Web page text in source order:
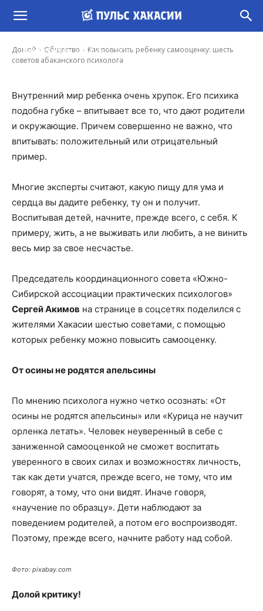
Домой Общество
Как повысить ребенку самооценку: шесть
советов абаканского психолога
Как повысить ребенку самооценку: шесть
советов абаканского психолога
Ирина Гусева - 25 Июл, 2021 13:31
Внутренний мир ребенка очень хрупок. Его психика
подобна губке – впитывает все то, что дают родители
и окружающие. Причем совершенно не важно, что
впитывать: положительный или отрицательный
пример.
Многие эксперты считают, какую пищу для ума и
сердца вы дадите ребенку, ту он и получит.
Воспитывая детей, начните, прежде всего, с себя. К
примеру, жить, а не выживать или любить, а не винить
весь мир за свое несчастье.
Председатель координационного совета «Южно-
Сибирской ассоциации практических психологов»
Сергей Акимов на странице в соцсетях поделился с
жителями Хакасии шестью советами, с помощью
которых ребенку можно повысить самооценку.
От осины не родятся апельсины
По мнению психолога нужно четко осознать: «От
осины не родятся апельсины» или «Курица не научит
орленка летать». Человек неуверенный в себе с
заниженной самооценкой не сможет воспитать
уверенного в своих силах и возможностях личность,
так как дети учатся, прежде всего, не тому, что им
говорят, а тому, что они видят. Иначе говоря,
«научение по образцу». Дети наблюдают за
поведением родителей, а потом его воспроизводят.
Поэтому, прежде всего, начните работу над собой.
Фото: pixabay.com
Долой критику!